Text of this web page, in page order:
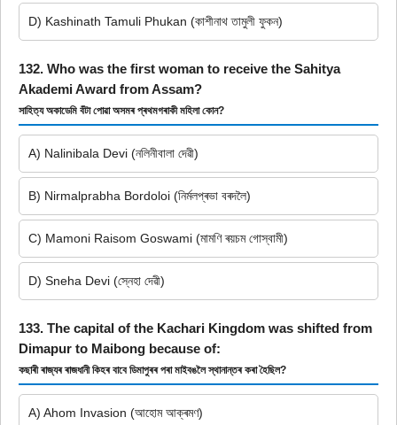
D) Kashinath Tamuli Phukan (কাশীনাথ তামুলী ফুকন)
132. Who was the first woman to receive the Sahitya
Akademi Award from Assam?
সাহিত্য অকাডেমি বঁটা পোৱা অসমৰ প্ৰথমগৰাকী মহিলা কোন?
A) Nalinibala Devi (নলিনীবালা দেৱী)
B) Nirmalprabha Bordoloi (নিৰ্মলপ্ৰভা বৰদলৈ)
C) Mamoni Raisom Goswami (মামণি ৰয়চম গোস্বামী)
D) Sneha Devi (স্নেহা দেৱী)
133. The capital of the Kachari Kingdom was shifted from
Dimapur to Maibong because of:
কছাৰী ৰাজ্যৰ ৰাজধানী কিহৰ বাবে ডিমাপুৰৰ পৰা মাইবঙলৈ স্থানান্তৰ কৰা হৈছিল?
A) Ahom Invasion (আহোম আক্ৰমণ)